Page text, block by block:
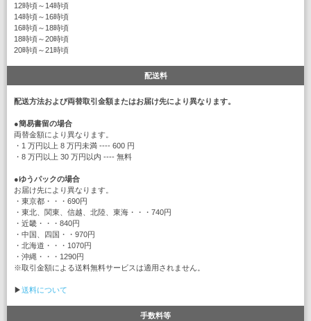
12時頃～14時頃
14時頃～16時頃
16時頃～18時頃
18時頃～20時頃
20時頃～21時頃
配送料
配送方法および両替取引金額またはお届け先により異なります。
●簡易書留の場合
両替金額により異なります。
・1 万円以上 8 万円未満 ---- 600 円
・8 万円以上 30 万円以内 ---- 無料
●ゆうパックの場合
お届け先により異なります。
・東京都・・・690円
・東北、関東、信越、北陸、東海・・・740円
・近畿・・・840円
・中国、四国・・970円
・北海道・・・1070円
・沖縄・・・1290円
※取引金額による送料無料サービスは適用されません。
▶送料について
手数料等